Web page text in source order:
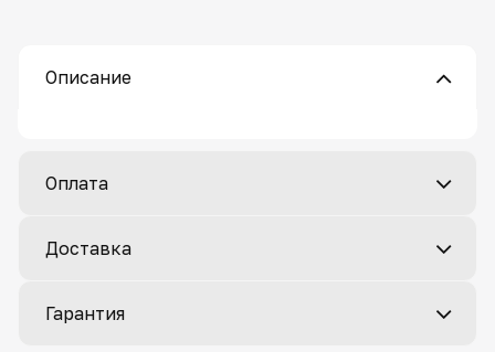
Описание
Оплата
Доставка
Гарантия